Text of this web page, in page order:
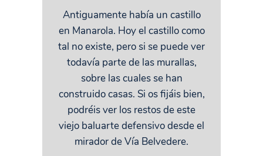
Antiguamente había un castillo
en Manarola. Hoy el castillo como
tal no existe, pero si se puede ver
todavía parte de las murallas,
sobre las cuales se han
construido casas. Si os fijáis bien,
podréis ver los restos de este
viejo baluarte defensivo desde el
mirador de Vía Belvedere.